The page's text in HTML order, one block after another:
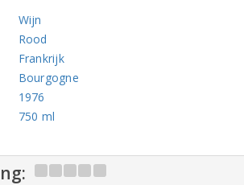
Wijn
Rood
Frankrijk
Bourgogne
1976
750 ml